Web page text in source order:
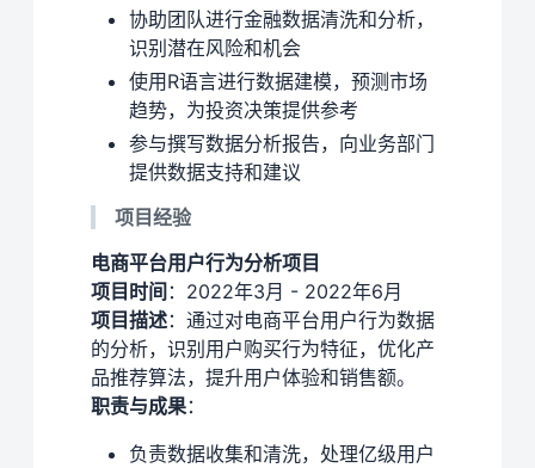
协助团队进行金融数据清洗和分析，
识别潜在风险和机会
使用R语言进行数据建模，预测市场
趋势，为投资决策提供参考
参与撰写数据分析报告，向业务部门
提供数据支持和建议
项目经验
电商平台用户行为分析项目
项目时间 ：2022年3月 - 2022年6月
项目描述：通过对电商平台用户行为数据
的分析，识别用户购买行为特征，优化产
品推荐算法，提升用户体验和销售额。
职责与成果：
负责数据收集和清洗，处理亿级用户